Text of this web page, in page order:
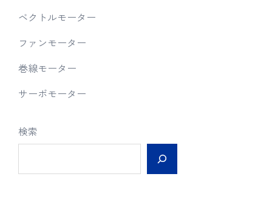
ベクトルモーター
ファンモーター
巻線モーター
サーボモーター
検索